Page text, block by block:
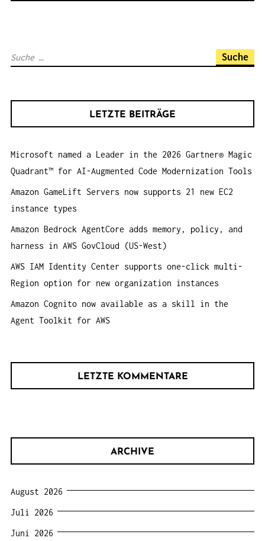
V
T
N
S
a
c
h
:
LETZTE BEITRÄGE
Microsoft named a Leader in the 2026 Gartner® Magic
Quadrant™ for AI-Augmented Code Modernization Tools
Amazon GameLift Servers now supports 21 new EC2
instance types
Amazon Bedrock AgentCore adds memory, policy, and
harness in AWS GovCloud (US-West)
AWS IAM Identity Center supports one-click multi-
Region option for new organization instances
Amazon Cognito now available as a skill in the
Agent Toolkit for AWS
LETZTE KOMMENTARE
ARCHIVE
August 2026
Juli 2026
Juni 2026